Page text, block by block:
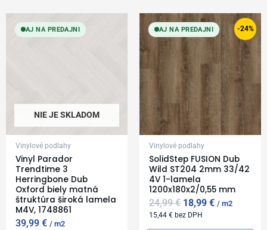
AJ NA PREDAJNI
NIE JE SKLADOM
Vinylové podlahy
Vinyl Parador
Trendtime 3
Herringbone Dub
Oxford biely matná
štruktúra široká lamela
M4V, 1748861
39,99€ m2
-24%
AJ NA PREDAJNI
Vinylové podlahy
SolidStep FUSION Dub
Wild ST204 2mm 33/42
4V 1-lamela
1200x180x2/0,55 mm
24,99€
Original
price
was:
24,99 €.
18,99€
Current
price
is:
18,99 €.
m2
15,44€ bez DPH